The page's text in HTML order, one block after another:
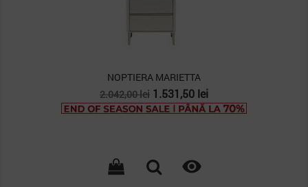
NOPTIERA MARIETTA
Pret
de
2.042,00 lei Pret
1.531,50 lei
